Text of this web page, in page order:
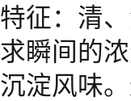
特征：清
求瞬间的
沉淀风味